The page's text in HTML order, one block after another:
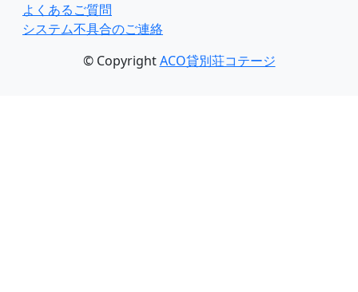
よくあるご質問
システム不具合のご連絡
© CopyrightACO貸別荘コテージ